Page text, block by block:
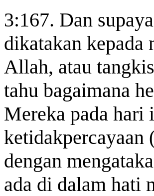
3:167. Dan
dikatakan
Allah, atau
tahu bagaimana
Mereka pada hari
ketidakpercayaan
dengan
ada di dalam hati